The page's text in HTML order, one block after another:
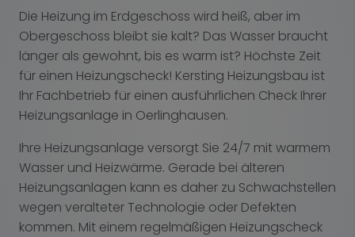
Die Heizung im Erdgeschoss wird heiß, aber im
Obergeschoss bleibt sie kalt? Das Wasser braucht
länger als gewohnt, bis es warm ist? Höchste Zeit
für einen Heizungscheck! Kersting Heizungsbau ist
Ihr Fachbetrieb für einen ausführlichen Check Ihrer
Heizungsanlage in Oerlinghausen.
Ihre Heizungsanlage versorgt Sie 24/7 mit warmem
Wasser und Heizwärme. Gerade bei älteren
Heizungsanlagen kann es daher zu Schwachstellen
wegen veralteter Technologie oder Defekten
kommen. Mit einem regelmäßigen Heizungscheck